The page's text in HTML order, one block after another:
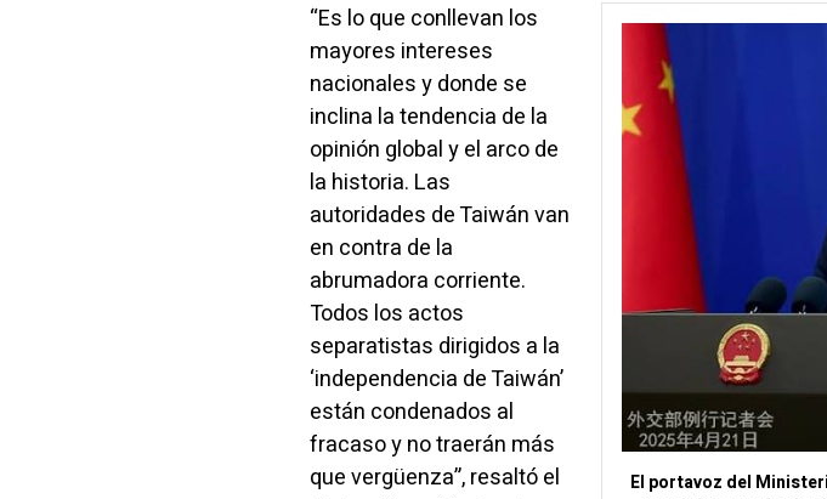
El portavoz del
“Es lo que conllevan los
mayores intereses
nacionales y donde se
inclina la tendencia de la
opinión global y el arco de
la historia. Las
autoridades de Taiwán van
en contra de la
abrumadora corriente.
Todos los actos
separatistas dirigidos a la
‘independencia de Taiwán’
están condenados al
fracaso y no traerán más
que vergüenza”, resaltó el